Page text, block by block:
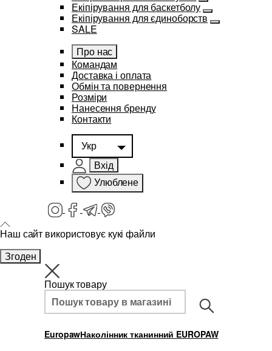
Екіпірування для баскетболу
Екіпірування для єдиноборств
SALE
Про нас
Командам
Доставка і оплата
Обмін та повернення
Розміри
Нанесення бренду
Контакти
Укр
Вхід
Улюблене
Наш сайт використовує кукі файли
Згоден
Пошук товару
EuropawНаколінник тканинний EUROPAW